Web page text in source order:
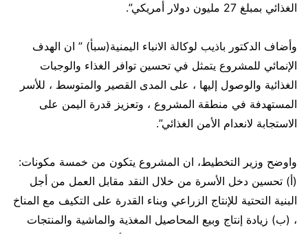
الغذائي بمبلغ 27 مليون دولار أمريكي”.
وأضاف الدكتور باذيب لوكالة الانباء اليمنية(سبأ) ” ان الهدف
الإنمائي للمشروع يتمثل في تحسين توافر الغذاء والوجبات
الغذائية والوصول إليها ، على المدى القصير والمتوسط ، للأسر
المستهدفة في منطقة المشروع ، وتعزيز قدرة اليمن على
الاستجابة لانعدام الأمن الغذائي”.
واوضح وزير التخطيط، ان المشروع يتكون من خمسة مكونات:
(أ) تحسين دخل الأسرة من خلال النقد مقابل العمل من أجل
البنية التحتية للإنتاج الزراعي وبناء القدرة على التكيف مع المناخ
، (ب) زيادة إنتاج وبيع المحاصيل المغذية والماشية والمنتجات